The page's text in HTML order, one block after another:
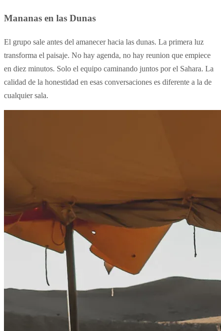
Mananas en las Dunas
El grupo sale antes del amanecer hacia las dunas. La primera luz
transforma el paisaje. No hay agenda, no hay reunion que empiece
en diez minutos. Solo el equipo caminando juntos por el Sahara. La
calidad de la honestidad en esas conversaciones es diferente a la de
cualquier sala.